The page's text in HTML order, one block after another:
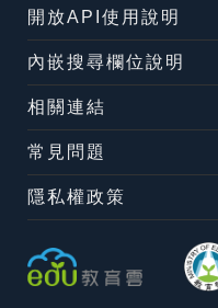
開放API使用說明
內嵌搜尋欄位說明
相關連結
常見問題
隱私權政策